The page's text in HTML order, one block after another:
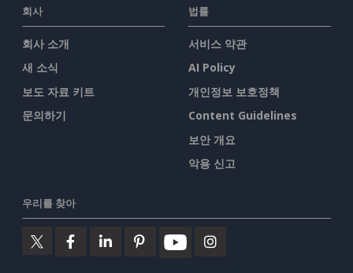
회사
회사 소개
새 소식
보도 자료 키트
문의하기
법률
서비스 약관
AI Policy
개인정보 보호정책
Content Guidelines
보안 개요
악용 신고
우리를 찾아